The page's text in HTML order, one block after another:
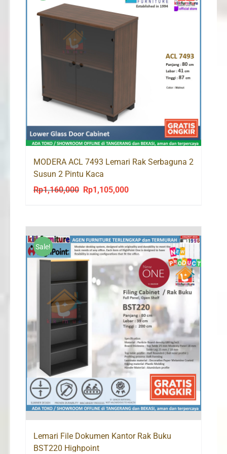
MODERA ACL 7493 Lemari Rak Serbaguna 2
Susun 2 Pintu Kaca
Rp1,160,000
Original
Rp1,105,000Current
Sale!
Lemari File Dokumen Kantor Rak Buku
BST220 Highpoint